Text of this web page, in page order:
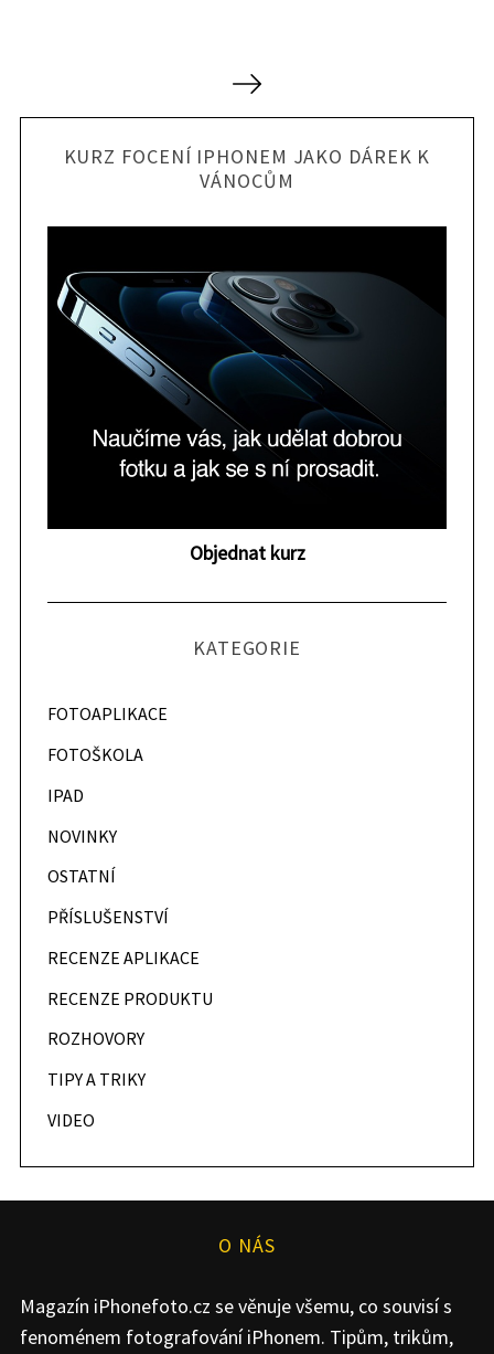
v
KURZ FOCENÍ IPHONEM JAKO DÁREK K
VÁNOCŮM
Objednat kurz
KATEGORIE
FOTOAPLIKACE
FOTOŠKOLA
IPAD
NOVINKY
OSTATNÍ
PŘÍSLUŠENSTVÍ
RECENZE APLIKACE
RECENZE PRODUKTU
ROZHOVORY
TIPY A TRIKY
VIDEO
O NÁS
Magazín iPhonefoto.cz se věnuje všemu, co souvisí s
fenoménem fotografování iPhonem. Tipům, trikům,